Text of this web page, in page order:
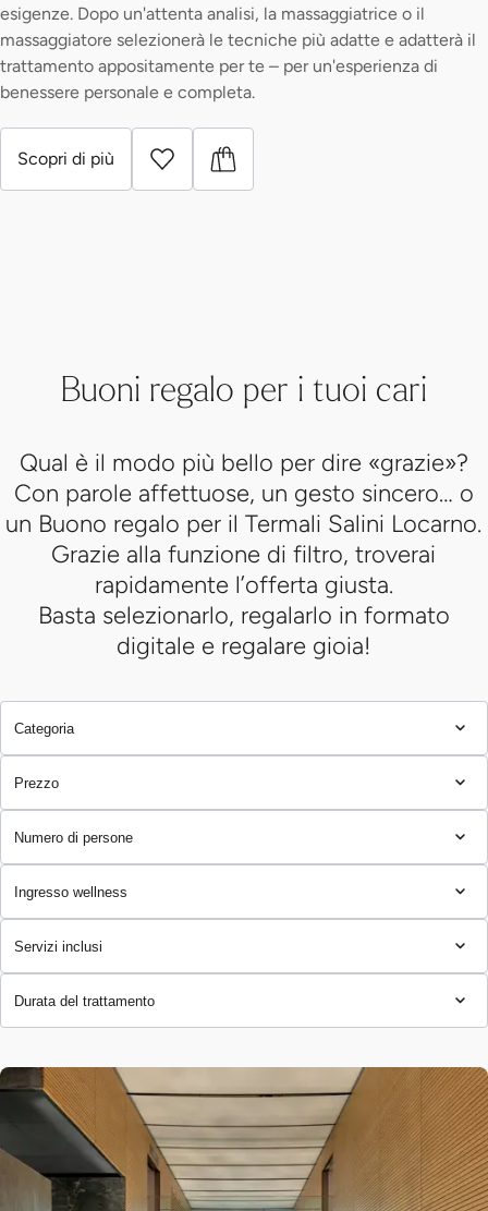
esigenze. Dopo un'attenta analisi, la massaggiatrice o il
massaggiatore selezionerà le tecniche più adatte e adatterà il
trattamento appositamente per te – per un'esperienza di
benessere personale e completa.
Scopri di più
Buoni regalo per i tuoi cari
Qual è il modo più bello per dire «grazie»?
Con parole affettuose, un gesto sincero… o
un Buono regalo per il Termali Salini Locarno.
Grazie alla funzione di filtro, troverai
rapidamente l’offerta giusta.
Basta selezionarlo, regalarlo in formato
digitale e regalare gioia!
Categoria
Prezzo
Numero di persone
Ingresso wellness
Servizi inclusi
Durata del trattamento